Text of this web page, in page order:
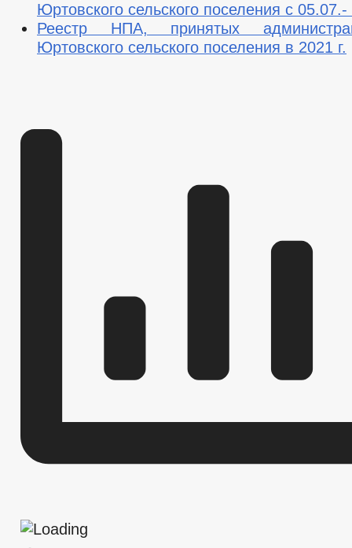
Юртовского сельского поселения с
Реестр НПА, принятых
Юртовского сельского поселения в 2021 г.